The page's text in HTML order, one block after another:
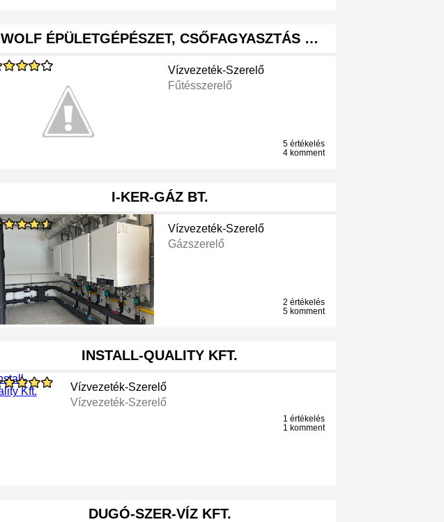
WOLF ÉPÜLETGÉPÉSZET, CSŐFAGYASZTÁS …
Vízvezeték-Szerelő
Fűtésszerelő
5 értékelés
4 komment
I-KER-GÁZ BT.
Vízvezeték-Szerelő
Gázszerelő
2 értékelés
5 komment
INSTALL-QUALITY KFT.
Vízvezeték-Szerelő
Vízvezeték-Szerelő
1 értékelés
1 komment
DUGÓ-SZER-VÍZ KFT.